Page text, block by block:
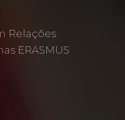
Relações
ERASMUS